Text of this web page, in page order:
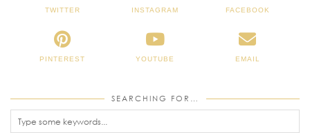
TWITTER INSTAGRAM FACEBOOK
PINTEREST YOUTUBE EMAIL
SEARCHING FOR…